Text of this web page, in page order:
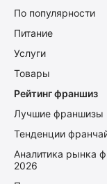
По популярности
Питание
Услуги
Товары
Рейтинг франшиз
Лучшие франшизы
Тенденции
Аналитика рынка
2026